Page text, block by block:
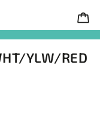
YLW/RED